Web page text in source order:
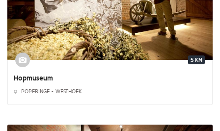
5 KM
Hopmuseum
POPERINGE - WESTHOEK